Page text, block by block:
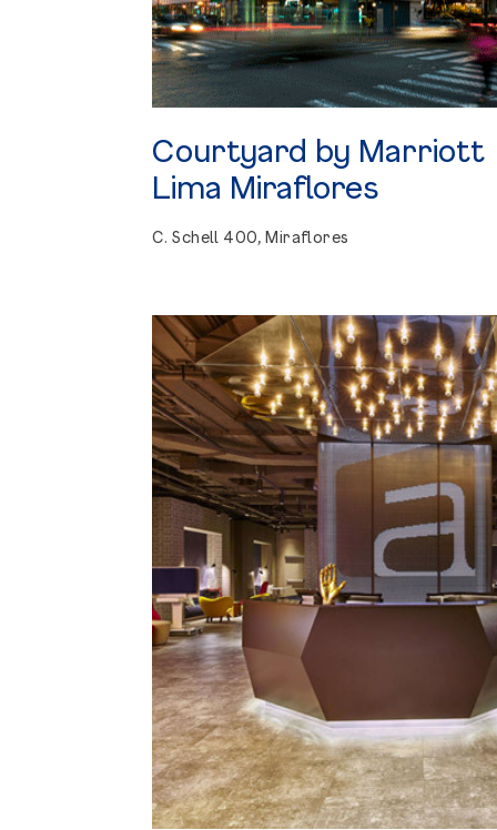
Courtyard by Marriott
Lima Miraflores
C. Schell 400, Miraflores